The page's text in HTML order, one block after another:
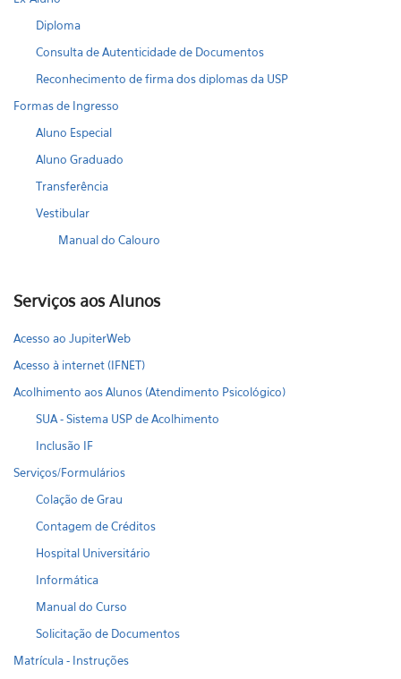
Diploma
Consulta de Autenticidade de Documentos
Reconhecimento de firma dos diplomas da USP
Formas de Ingresso
Aluno Especial
Aluno Graduado
Transferência
Vestibular
Manual do Calouro
Serviços aos Alunos
Acesso ao JupiterWeb
Acesso à internet (IFNET)
Acolhimento aos Alunos (Atendimento Psicológico)
SUA - Sistema USP de Acolhimento
Inclusão IF
Serviços/Formulários
Colação de Grau
Contagem de Créditos
Hospital Universitário
Informática
Manual do Curso
Solicitação de Documentos
Matrícula - Instruções